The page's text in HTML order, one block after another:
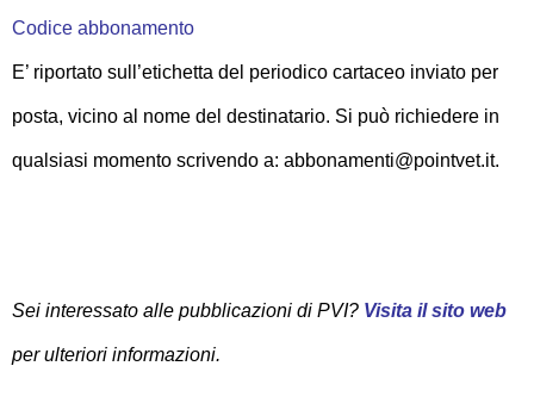
Codice abbonamento
E’ riportato sull’etichetta del periodico cartaceo inviato per
posta, vicino al nome del destinatario. Si può richiedere in
qualsiasi momento scrivendo a: abbonamenti@pointvet.it.
Sei interessato alle pubblicazioni di PVI? Visita il sito web
per ulteriori informazioni.